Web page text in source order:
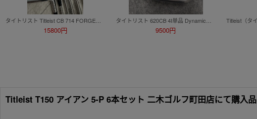
15800円 9500円
Titleist T150 アイアン 5-P 6本セット 二木ゴルフ町田店にて購入品